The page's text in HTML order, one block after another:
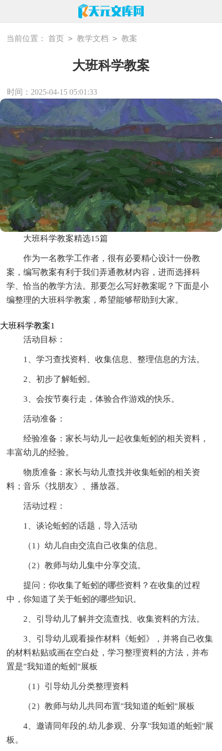
当前位置： 首页 > 教学文档 > 教案
大班科学教案
时间：2025-04-15 05:01:33
大班科学教案精选15篇
作为一名教学工作者，很有必要精心设计一份教
案，编写教案有利于我们弄通教材内容，进而选择科
学、恰当的教学方法。那要怎么写好教案呢？下面是小
编整理的大班科学教案，希望能够帮助到大家。
大班科学教案1
活动目标：
1、学习查找资料、收集信息、整理信息的方法。
2、初步了解蚯蚓。
3、会按节奏行走，体验合作游戏的快乐。
活动准备：
经验准备：家长与幼儿一起收集蚯蚓的相关资料，
丰富幼儿的经验。
物质准备：家长与幼儿查找并收集蚯蚓的相关资
料；音乐《找朋友》、播放器。
活动过程：
1、谈论蚯蚓的话题，导入活动
（1）幼儿自由交流自己收集的信息。
（2）教师与幼儿集中分享交流。
提问：你收集了蚯蚓的哪些资料？在收集的过程
中，你知道了关于蚯蚓的哪些知识。
2、引导幼儿了解并交流查找、收集资料的方法。
3、引导幼儿观看操作材料《蚯蚓》，并将自己收集
的材料粘贴或画在空白处，学习整理资料的方法，并布
置是"我知道的蚯蚓"展板
（1）引导幼儿分类整理资料
（2）教师与幼儿共同布置"我知道的蚯蚓"展板
4、邀请同年段的.幼儿参观、分享"我知道的蚯蚓"展
板。